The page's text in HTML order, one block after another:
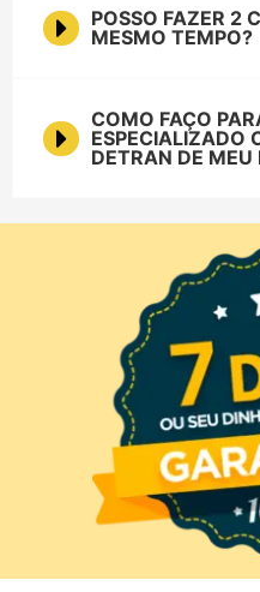
POSSO FAZER 2
MESMO TEMPO?
COMO FAÇO
ESPECIALIZADO
DETRAN DE MEU